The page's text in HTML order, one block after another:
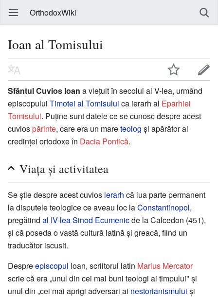
OrthodoxWiki
Ioan al Tomisului
Sfântul Cuvios Ioan a vieţuit în secolul al V-lea, urmând
episcopului Timotei al Tomisului ca ierarh al Eparhiei
Tomisului. Puţine sunt datele ce se cunosc despre acest
cuviospărinte, care era un mareteolog şi apărător al
credinţei ortodoxe în Dacia Pontică.
Viața și activitatea
Se ştie despre acest cuvios ierarh că lua parte permanent
la disputele teologice ce aveau loc laConstantinopol,
pregătind al IV-lea Sinod Ecumenicde la Calcedon (451),
şi că poseda o vastă cultură latină şi greacă, fiind un
traducător iscusit.
Despreepiscopul Ioan, scriitorul latin Marius Mercator
scrie că era „unul din cei mai buni teologi ai timpului" şi
unul din „cei mai aprigi adversari ai nestorianismului şi